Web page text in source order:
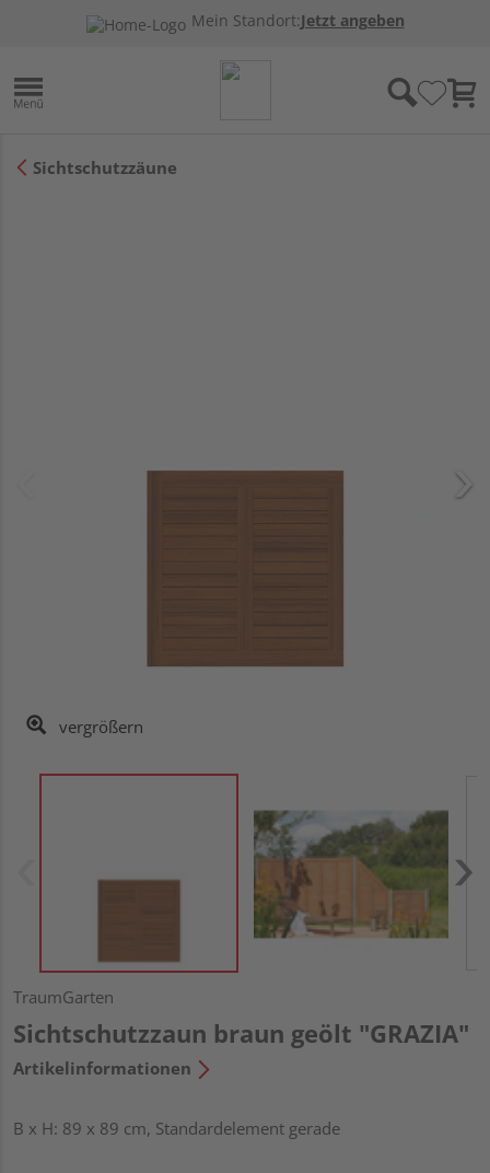
Mein Standort:Jetzt angeben
Sichtschutzzäune
vergrößern
TraumGarten
Sichtschutzzaun braun geölt "GRAZIA"
Artikelinformationen
B x H: 89 x 89 cm, Standardelement gerade